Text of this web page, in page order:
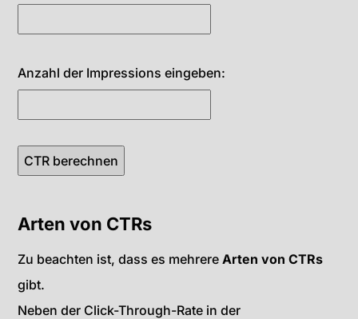
Anzahl der Impressions eingeben:
CTR berechnen
Arten von CTRs
Zu beachten ist, dass es mehrere Arten von CTRs
gibt.
Neben der Click-Through-Rate in der